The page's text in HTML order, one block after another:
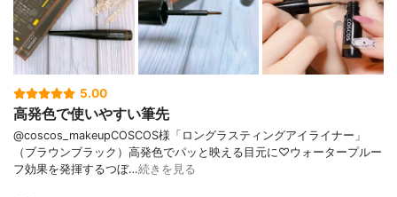
5.00
高発色で使いやすい筆先
@coscos_makeupCOSCOS様「ロングラスティングアイライナー」
（ブラウンブラック）高発色でパッと映える目元に♡ウォータープルー
フ効果を発揮するつぼ…続きを見る